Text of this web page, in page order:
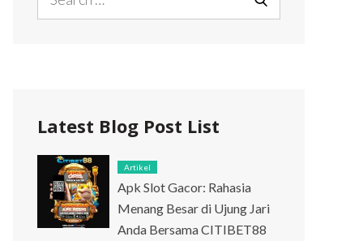
for:
SEARCH
Latest Blog Post List
Artikel
Apk Slot Gacor: Rahasia
Menang Besar di Ujung Jari
Anda Bersama CITIBET88